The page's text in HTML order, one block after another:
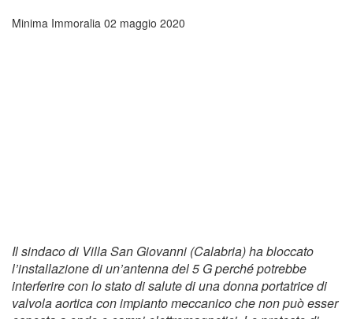
Minima Immoralia 02 maggio 2020
Il sindaco di Villa San Giovanni (Calabria) ha bloccato
l’installazione di un’antenna del 5 G perché potrebbe
interferire con lo stato di salute di una donna portatrice di
valvola aortica con impianto meccanico che non può esser